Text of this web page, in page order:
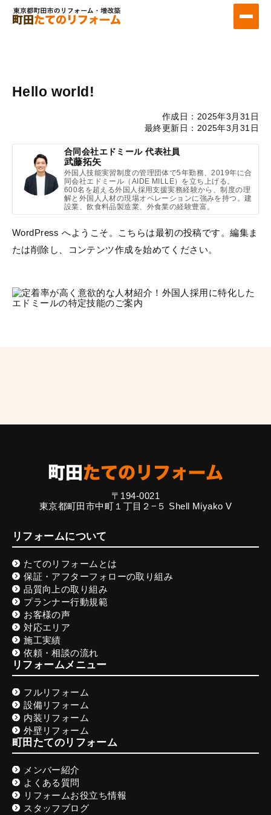
Hello world!
作成日：2025年3月31日
最終更新日：2025年3月31日
合同会社エドミール 代表社員
武藤拓矢
外国人技能実習制度の管理団体で5年勤務、2019年に合
同会社エドミール（AIDE MILLE）を立ち上げる。
600名を超える外国人採用支援実務経験から、制度の理
解と外国人人材の現場オペレーションに強みを持つ。建
設業、飲食料品製造業、外食業の経験豊富。
WordPress へようこそ。こちらは最初の投稿です。編集ま
たは削除し、コンテンツ作成を始めてください。
〒194-0021
東京都町田市中町１丁目２−５ Shell Miyako V
リフォームについて
たてのリフォームとは
保証・アフターフォローの取り組み
品質向上の取り組み
プランナー行動規範
お客様の声
対応エリア
施工実績
依頼・相談の流れ
リフォームメニュー
フルリフォーム
設備リフォーム
内装リフォーム
外壁リフォーム
町田たてのリフォーム
メンバー紹介
よくある質問
リフォームお役立ち情報
スタッフブログ